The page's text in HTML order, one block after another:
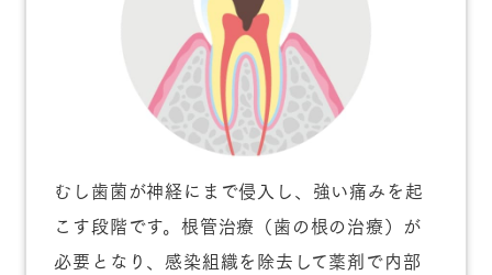
むし歯菌が神経にまで侵入し、強い痛みを起
こす段階です。根管治療（歯の根の治療）が
必要となり、感染組織を除去して薬剤で内部